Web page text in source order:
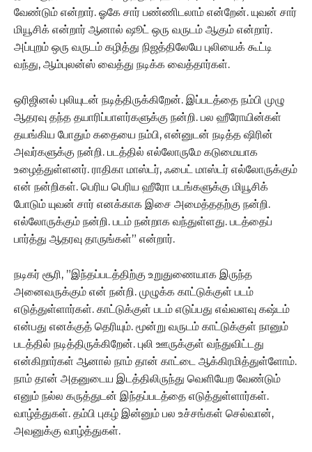
வேண்டும் என்றார். ஓகே சார் பண்ணிடலாம் என்றேன். யுவன் சார்
மியூசிக் என்றார் ஆனால் ஷூட் ஒரு வருடம் ஆகும் என்றார்.
அப்புறம் ஒரு வருடம் கழித்து நிஜத்திலேயே புலியைக் கூட்டி
வந்து, ஆம்புலன்ஸ் வைத்து நடிக்க வைத்தார்கள்.
ஒரிஜினல் புலியுடன் நடித்திருக்கிறேன். இப்படத்தை நம்பி முழு
ஆதரவு தந்த தயாரிப்பாளர்களுக்கு நன்றி. பல ஹீரோயின்கள்
தயங்கிய போதும் கதையை நம்பி, என்னுடன் நடித்த ஷிரின்
அவர்களுக்கு நன்றி. படத்தில் எல்லோருமே கடுமையாக
உழைத்துள்ளனர். ராதிகா மாஸ்டர், ஃபைட் மாஸ்டர் எல்லோருக்கும்
என் நன்றிகள். பெரிய பெரிய ஹீரோ படங்களுக்கு மியூசிக்
போடும் யுவன் சார் எனக்காக இசை அமைத்ததற்கு நன்றி.
எல்லோருக்கும் நன்றி. படம் நன்றாக வந்துள்ளது. படத்தைப்
பார்த்து ஆதரவு தாருங்கள்” என்றார்.
நடிகர் சூரி, ”இந்தப்படத்திற்கு உறுதுணையாக இருந்த
அனைவருக்கும் என் நன்றி. முழுக்க காட்டுக்குள் படம்
எடுத்துள்ளார்கள். காட்டுக்குள் படம் எடுப்பது எவ்வளவு கஷ்டம்
என்பது எனக்குத் தெரியும். மூன்று வருடம் காட்டுக்குள் நானும்
படத்தில் நடித்திருக்கிறேன். புலி ஊருக்குள் வந்துவிட்டது
என்கிறார்கள் ஆனால் நாம் தான் காட்டை ஆக்கிரமித்துள்ளோம்.
நாம் தான் அதனுடைய இடத்திலிருந்து வெளியேற வேண்டும்
எனும் நல்ல கருத்துடன் இந்தப்படத்தை எடுத்துள்ளார்கள்.
வாழ்த்துகள். தம்பி புகழ் இன்னும் பல உச்சங்கள் செல்வான்,
அவனுக்கு வாழ்த்துகள்.